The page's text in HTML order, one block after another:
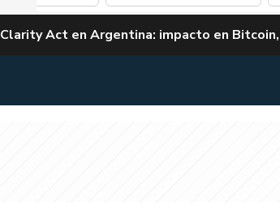
Act en Argentina: impacto en